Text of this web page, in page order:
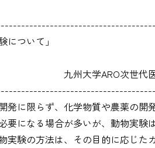
について」
ARO次世代医療セン
発に限らず、化学物質や農薬の開
要になる場合が多いが、動物実験
実験の方法は、その目的に応じた